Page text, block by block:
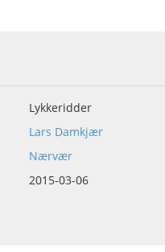
Lykkeridder
Lars Damkjær
Nærvær
2015-03-06